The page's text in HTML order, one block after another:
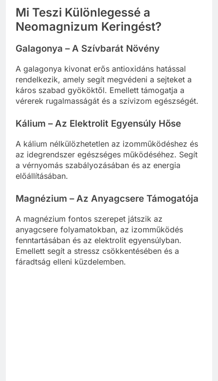
Mi Teszi Különlegessé a
Neomagnizum Keringést?
Galagonya – A Szívbarát Növény
A galagonya kivonat erős antioxidáns hatással
rendelkezik, amely segít megvédeni a sejteket a
káros szabad gyököktől. Emellett támogatja a
vérerek rugalmasságát és a szívizom egészségét.
Kálium – Az Elektrolit Egyensúly Hőse
A kálium nélkülözhetetlen az izomműködéshez és
az idegrendszer egészséges működéséhez. Segít
a vérnyomás szabályozásában és az energia
előállításában.
Magnézium – Az Anyagcsere Támogatója
A magnézium fontos szerepet játszik az
anyagcsere folyamatokban, az izomműködés
fenntartásában és az elektrolit egyensúlyban.
Emellett segít a stressz csökkentésében és a
fáradtság elleni küzdelemben.